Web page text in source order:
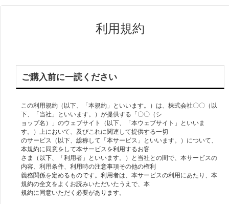
利用規約
ご購⼊前に⼀読ください
この利⽤規約（以下、「本規約」といいます。）は、株式会社〇〇（以
下、「当社」といいます。）が提供する「〇〇（シ
ョップ名）」のウェブサイト（以下、「本ウェブサイト」といいま
す。）上において、及びこれに関連して提供する⼀切
のサービス（以下、総称して「本サービス」といいます。）について、
本規約に同意をして本サービスを利⽤するお客
さま（以下、「利⽤者」といいます。）と当社との間で、本サービスの
内容、利⽤条件、利⽤時の注意事項その他の権利
義務関係を定めるものです。利⽤者は、本サービスの利⽤にあたり、本
規約の全⽂をよくお読みいただいたうえで、本
規約に同意いただく必要があります。